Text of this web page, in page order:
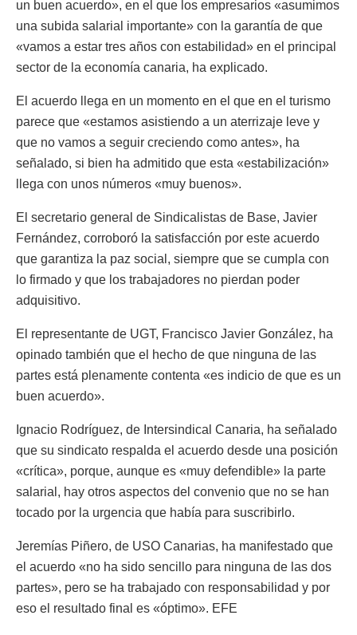
un buen acuerdo», en el que los empresarios «asumimos
una subida salarial importante» con la garantía de que
«vamos a estar tres años con estabilidad» en el principal
sector de la economía canaria, ha explicado.
El acuerdo llega en un momento en el que en el turismo
parece que «estamos asistiendo a un aterrizaje leve y
que no vamos a seguir creciendo como antes», ha
señalado, si bien ha admitido que esta «estabilización»
llega con unos números «muy buenos».
El secretario general de Sindicalistas de Base, Javier
Fernández, corroboró la satisfacción por este acuerdo
que garantiza la paz social, siempre que se cumpla con
lo firmado y que los trabajadores no pierdan poder
adquisitivo.
El representante de UGT, Francisco Javier González, ha
opinado también que el hecho de que ninguna de las
partes está plenamente contenta «es indicio de que es un
buen acuerdo».
Ignacio Rodríguez, de Intersindical Canaria, ha señalado
que su sindicato respalda el acuerdo desde una posición
«crítica», porque, aunque es «muy defendible» la parte
salarial, hay otros aspectos del convenio que no se han
tocado por la urgencia que había para suscribirlo.
Jeremías Piñero, de USO Canarias, ha manifestado que
el acuerdo «no ha sido sencillo para ninguna de las dos
partes», pero se ha trabajado con responsabilidad y por
eso el resultado final es «óptimo». EFE